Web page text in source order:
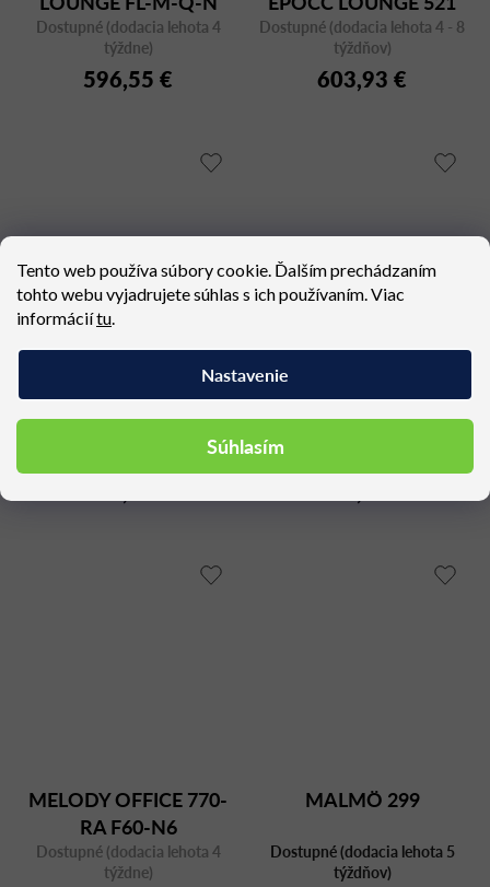
Tento web používa súbory cookie. Ďalším prechádzaním
tohto webu vyjadrujete súhlas s ich používaním. Viac
informáciítu
Nastavenie
Súhlasím
Dostupné (dodacia lehota 4
týždne)
596,55 €
P-A
Dostupné (dodacia lehota 4 - 8
týždňov)
603,93 €
Dizajnové kreslo CHIC
10FU
Dostupné (dodacia lehota 4
IN ACCESS AC 5R
Dostupné (dodacia lehota 4 - 8
MELODY OFFICE 770-
RA F60-N6
Dostupné (dodacia lehota 4
týždne)
MALMÖ 299
Dostupné (dodacia lehota 5
týždňov)